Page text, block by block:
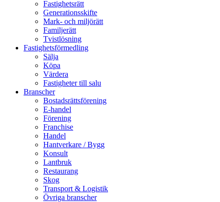
Fastighetsrätt
Generationsskifte
Mark- och miljörätt
Familjerätt
Tvistlösning
Fastighetsförmedling
Sälja
Köpa
Värdera
Fastigheter till salu
Branscher
Bostadsrättsförening
E-handel
Förening
Franchise
Handel
Hantverkare / Bygg
Konsult
Lantbruk
Restaurang
Skog
Transport & Logistik
Övriga branscher